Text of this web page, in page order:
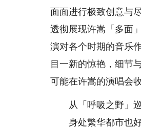
面面进行极致创意与
透彻展现许嵩「多面
演对各个时期的音乐
目一新的惊艳，细节
可能在许嵩的演唱会
从「呼吸之野」巡
身处繁华都市也好